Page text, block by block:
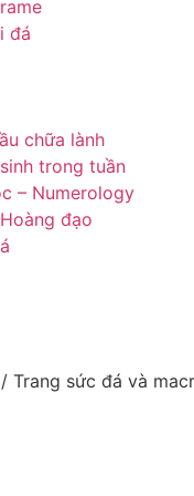
đá
chữa lành
trong tuần
– Numerology
đạo
/ Trang sức đá và